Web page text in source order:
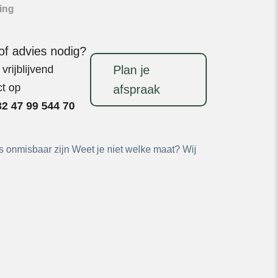
advies nodig?
op
47 99 544 70
Plan je
afspraak
onmisbaar zijn Weet je niet welke maat? Wij